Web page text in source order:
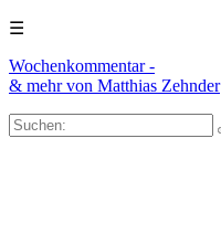
☰
Wochenkommentar -
& mehrvon Matthias Zehnder